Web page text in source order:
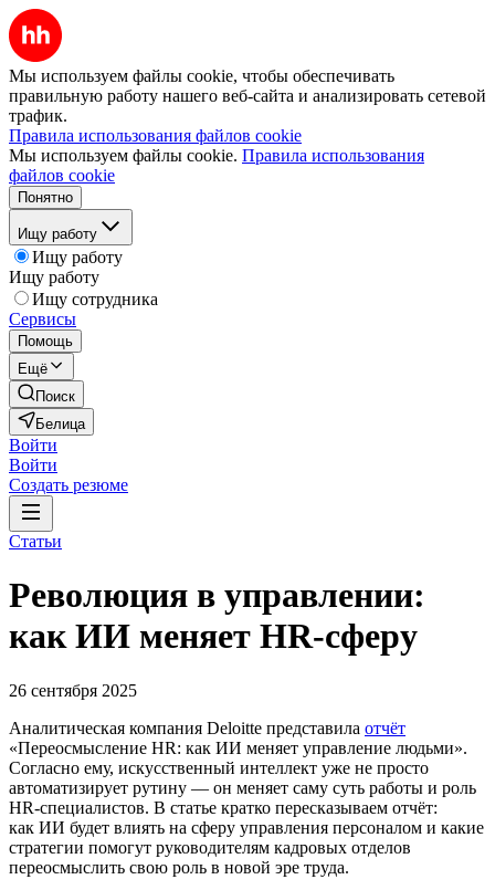
Мы используем файлы cookie, чтобы обеспечивать
правильную работу нашего веб-сайта и анализировать сетевой
трафик.
Правила использования файлов cookie
Мы используем файлы cookie. Правила использования
файлов cookie
Понятно
Ищу работу
Ищу работу
Ищу работу
Ищу сотрудника
Сервисы
Помощь
Ещё
Поиск
Белица
Войти
Войти
Создать резюме
Статьи
Революция в управлении:
как ИИ меняет HR-сферу
26 сентября 2025
Аналитическая компания Deloitte представила отчёт
«Переосмысление HR: как ИИ меняет управление людьми».
Согласно ему, искусственный интеллект уже не просто
автоматизирует рутину — он меняет саму суть работы и роль
HR-специалистов. В статье кратко пересказываем отчёт:
как ИИ будет влиять на сферу управления персоналом и какие
стратегии помогут руководителям кадровых отделов
переосмыслить свою роль в новой эре труда.